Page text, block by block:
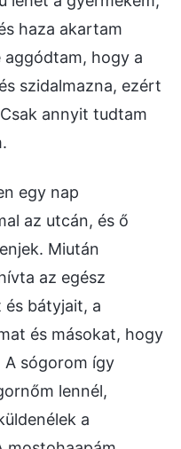
haza akartam
aggódtam, hogy a
szidalmazna, ezért
annyit tudtam
egy nap
az utcán, és ő
Miután
az egész
és bátyjait, a
és másokat, hogy
A sógorom így
lennél,
a